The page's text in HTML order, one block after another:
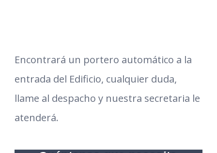
Encontrará un portero automático a la
entrada del Edificio, cualquier duda,
llame al despacho y nuestra secretaria le
atenderá.